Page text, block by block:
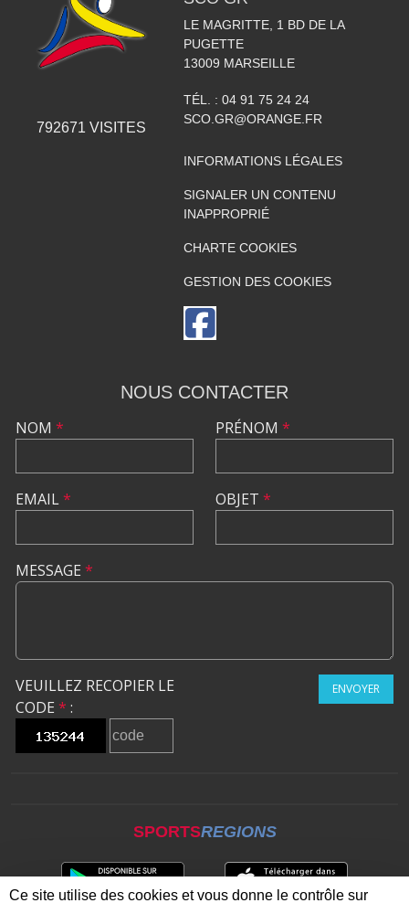
792671 VISITES
LE MAGRITTE, 1 BD DE LA
PUGETTE
13009 MARSEILLE
TÉL. : 04 91 75 24 24
SCO.GR@ORANGE.FR
INFORMATIONS LÉGALES
SIGNALER UN CONTENU
INAPPROPRIÉ
CHARTE COOKIES
GESTION DES COOKIES
NOUS CONTACTER
NOM *
EMAIL*
PRÉNOM *
OBJET *
MESSAGE *
VEUILLEZ RECOPIER LE
CODE * :
ENVOYER
SPORTSREGIONS
Ce site utilise des cookies et vous donne le contrôle sur